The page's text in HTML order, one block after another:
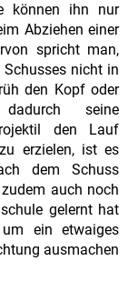
können ihn nur
Abziehen einer
spricht man,
nicht in
den Kopf oder
seine
den Lauf
erzielen, ist es
dem Schuss
auch noch
gelernt hat
ein etwaiges
ausmachen